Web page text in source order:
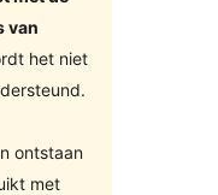
van
het niet
ontstaan
met